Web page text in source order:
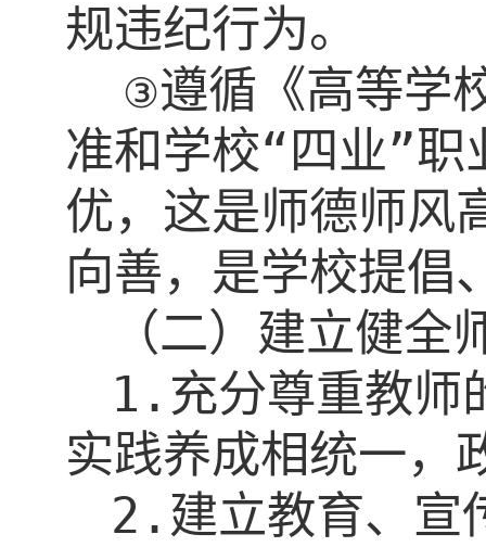
规违纪行为。
③遵循《高等学
准和学校“四业”职
优，这是师德师风
向善，是学校提倡
（二）建立健
1. 充分尊重教师
实践养成相统一，
2. 建立教育、宣